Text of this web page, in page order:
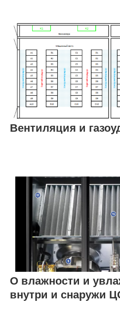
Вентиляция и
О влажности и
внутри и снаружи